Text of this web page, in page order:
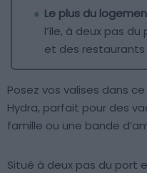
Le plus du
l’île, à deux pas
et des restaurants
Posez vos valises dans
Hydra, parfait pour des
famille ou une bande
Situé à deux pas du port